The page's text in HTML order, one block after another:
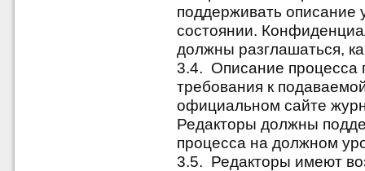
поддерживать описание
состоянии.
должны разглашаться,
3.4. Описание процесса
требования к
официальном сайте
Редакторы должны
процесса на должном
3.5. Редакторы имеют